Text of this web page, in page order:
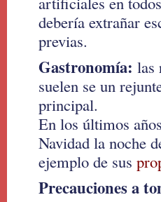
debería extrañar
previas.
Gastronomía: las
suelen se un
principal.
En los últimos
Navidad la noche
ejemplo de sus
Precauciones a